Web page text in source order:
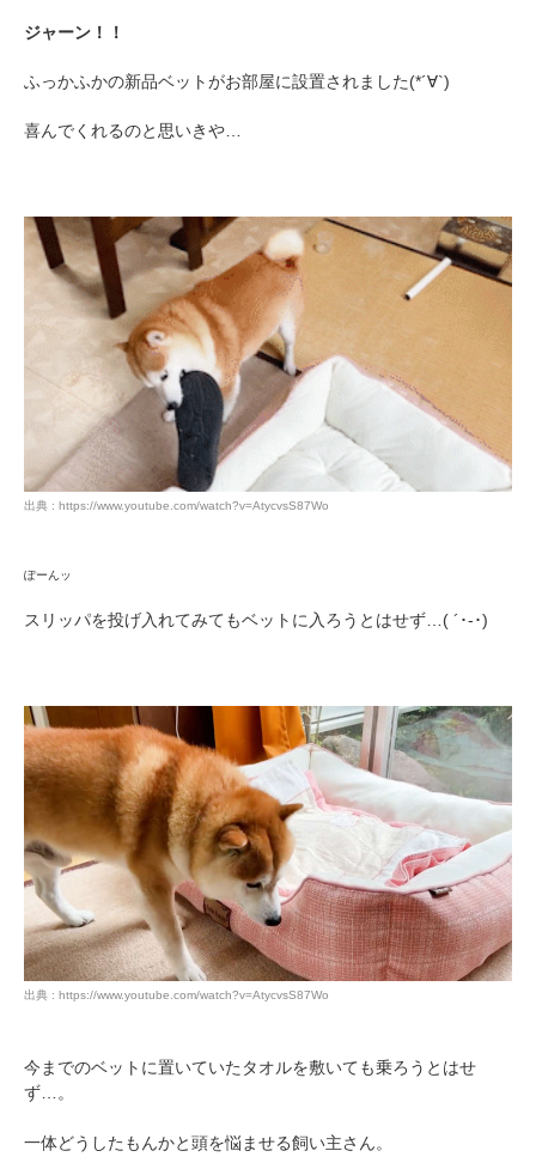
ジャーン！！
ふっかふかの新品ベットがお部屋に設置されました(*´∀`)
喜んでくれるのと思いきや…
出典 : https://www.youtube.com/watch?v=AtycvsS87Wo
ぽーんッ
スリッパを投げ入れてみてもベットに入ろうとはせず…( ´･-･)
出典 : https://www.youtube.com/watch?v=AtycvsS87Wo
今までのベットに置いていたタオルを敷いても乗ろうとはせ
ず…。
一体どうしたもんかと頭を悩ませる飼い主さん。